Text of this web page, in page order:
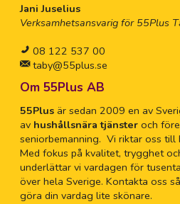
Jani Juselius
Verksamhetsansvarig för 55Plus
08 122 537 00
taby@55plus.se
Om 55Plus AB
55Plusär sedan 2009 en av
av hushållsnära tjänsteroch
seniorbemanning. Vi riktar oss
Med fokus på kvalitet, trygghet
underlättar vi vardagen för
över hela Sverige. Kontakta oss
göra din vardag lite skönare.